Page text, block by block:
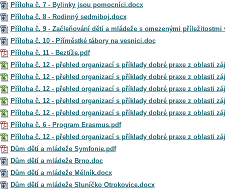
Příloha č. 7 - Bylinky jsou pomocníci.docx
Příloha č. 8 - Rodinný sedmiboj.docx
Příloha č. 9 - Začleňování dětí a mládeže s omezenými příležitostmi
Příloha č. 10 - Příměstké tábory na vesnici.doc
Příloha č. 11 - Beztíže.pdf
Příloha č. 12 - přehled organizací s příklady dobré praxe z oblasti
Příloha č. 12 - přehled organizací s příklady dobré praxe z oblasti
Příloha č. 12 - přehled organizací s příklady dobré praxe z oblasti
Příloha č. 12 - přehled organizací s příklady dobré praxe z oblasti
Příloha č. 12 - přehled organizací s příklady dobré praxe z oblasti
Příloha č. 6 - Program Erasmus.pdf
Příloha č. 12 - přehled organizací s příklady dobré praxe z oblasti
Dům dětí a mládeže Symfonie.pdf
Dům dětí a mládeže Brno.doc
Dům dětí a mládeže Mělník.docx
Dům dětí a mládeže Sluníčko Otrokovice.docx